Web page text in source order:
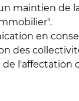
maintien de
en
des